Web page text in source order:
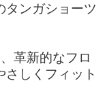
タンガショーツ
革新的なフロ
さしくフィット